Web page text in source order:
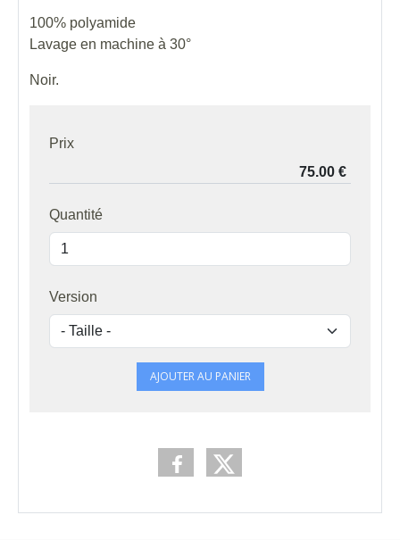
100% polyamide
Lavage en machine à 30°
Noir.
Prix
Quantité
Version
AJOUTER AU PANIER